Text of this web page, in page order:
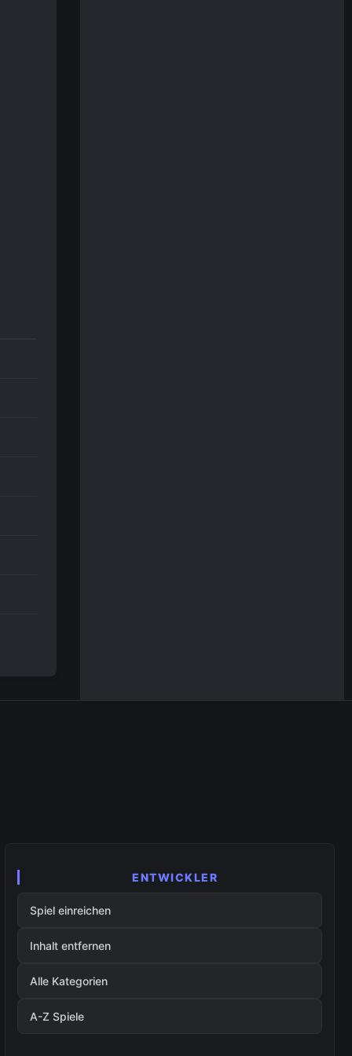
ENTWICKLER
Spiel einreichen
Inhalt entfernen
Alle Kategorien
A-Z Spiele